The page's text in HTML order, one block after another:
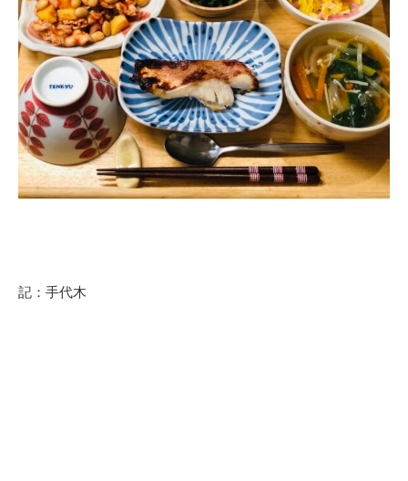
記：手代木